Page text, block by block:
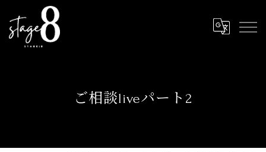
ご相談liveパート2